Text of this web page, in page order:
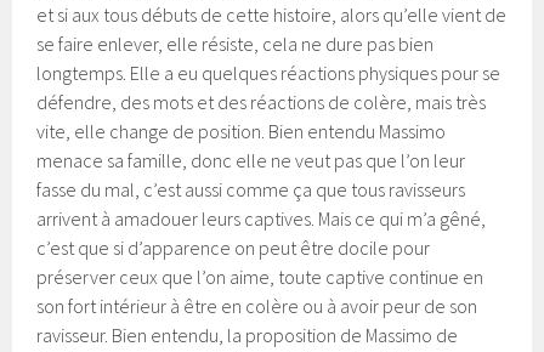
et si aux tous débuts de cette histoire, alors qu’elle vient de
se faire enlever, elle résiste, cela ne dure pas bien
longtemps. Elle a eu quelques réactions physiques pour se
défendre, des mots et des réactions de colère, mais très
vite, elle change de position. Bien entendu Massimo
menace sa famille, donc elle ne veut pas que l’on leur
fasse du mal, c’est aussi comme ça que tous ravisseurs
arrivent à amadouer leurs captives. Mais ce qui m’a gêné,
c’est que si d’apparence on peut être docile pour
préserver ceux que l’on aime, toute captive continue en
son fort intérieur à être en colère ou à avoir peur de son
ravisseur. Bien entendu, la proposition de Massimo de